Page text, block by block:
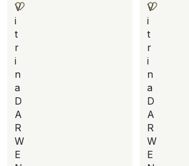
V
i
t
r
i
n
a
D
A
R
W
E
V
i
t
r
i
n
a
D
A
R
W
E